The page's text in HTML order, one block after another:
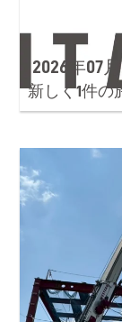
2026年07
新しく1件の